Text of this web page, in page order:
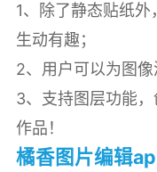
1、除了静态贴纸
生动有趣；
2、用户可以为图像
3、支持图层功能
作品！
橘香图片编辑